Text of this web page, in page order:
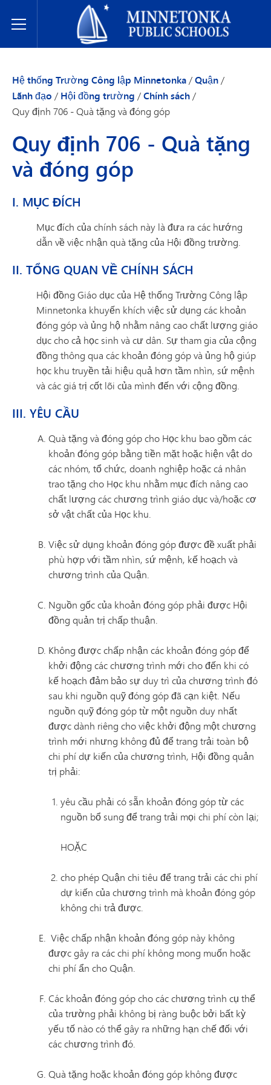
Toggle Menu
Hệ thống Trường Công lập Minnetonka
Hệ thống Trường Công lập Minnetonka/Quận/
Lãnh đạo / Hội đồng trường /Chính sách/
Quy định 706 - Quà tặng và đóng góp
Quy định 706 - Quà tặng
và đóng góp
I. MỤC ĐÍCH
Mục đích của chính sách này là đưa ra các hướng
dẫn về việc nhận quà tặng của Hội đồng trường.
II. TỔNG QUAN VỀ CHÍNH SÁCH
Hội đồng Giáo dục của Hệ thống Trường Công lập
Minnetonka khuyến khích việc sử dụng các khoản
đóng góp và ủng hộ nhằm nâng cao chất lượng giáo
dục cho cả học sinh và cư dân. Sự tham gia của cộng
đồng thông qua các khoản đóng góp và ủng hộ giúp
học khu truyền tải hiệu quả hơn tầm nhìn, sứ mệnh
và các giá trị cốt lõi của mình đến với cộng đồng.
III. YÊU CẦU
Quà tặng và đóng góp cho Học khu bao gồm các
khoản đóng góp bằng tiền mặt hoặc hiện vật do
các nhóm, tổ chức, doanh nghiệp hoặc cá nhân
trao tặng cho Học khu nhằm mục đích nâng cao
chất lượng các chương trình giáo dục và/hoặc cơ
sở vật chất của Học khu.
Việc sử dụng khoản đóng góp được đề xuất phải
phù hợp với tầm nhìn, sứ mệnh, kế hoạch và
chương trình của Quận.
Nguồn gốc của khoản đóng góp phải được Hội
đồng quản trị chấp thuận.
Không được chấp nhận các khoản đóng góp để
khởi động các chương trình mới cho đến khi có
kế hoạch đảm bảo sự duy trì của chương trình đó
sau khi nguồn quỹ đóng góp đã cạn kiệt. Nếu
nguồn quỹ đóng góp từ một nguồn duy nhất
được dành riêng cho việc khởi động một chương
trình mới nhưng không đủ để trang trải toàn bộ
chi phí dự kiến của chương trình, Hội đồng quản
trị phải:
yêu cầu phải có sẵn khoản đóng góp từ các
nguồn bổ sung để trang trải mọi chi phí còn lại;
HOẶC
cho phép Quận chi tiêu để trang trải các chi phí
dự kiến của chương trình mà khoản đóng góp
không chi trả được.
Việc chấp nhận khoản đóng góp này không
được gây ra các chi phí không mong muốn hoặc
chi phí ẩn cho Quận.
Các khoản đóng góp cho các chương trình cụ thể
của trường phải không bị ràng buộc bởi bất kỳ
yếu tố nào có thể gây ra những hạn chế đối với
các chương trình đó.
Quà tặng hoặc khoản đóng góp không được